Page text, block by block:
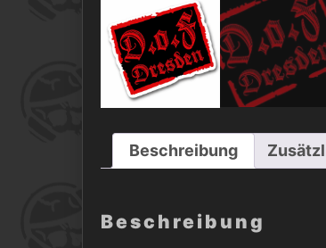
Beschreibung
Beschreibung